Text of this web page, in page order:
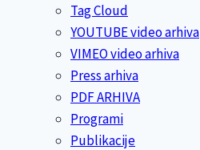
Tag Cloud
YOUTUBE video arhiva
VIMEO video arhiva
Press arhiva
PDF ARHIVA
Programi
Publikacije